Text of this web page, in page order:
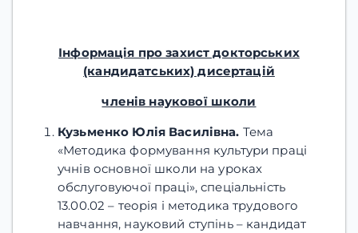
Інформація про захист докторських
(кандидатських) дисертацій
членів наукової школи
Кузьменко Юлія Василівна. Тема
«Методика формування культури праці
учнів основної школи на уроках
обслуговуючої праці», спеціальність
13.00.02 – теорія і методика трудового
навчання, науковий ступінь – кандидат